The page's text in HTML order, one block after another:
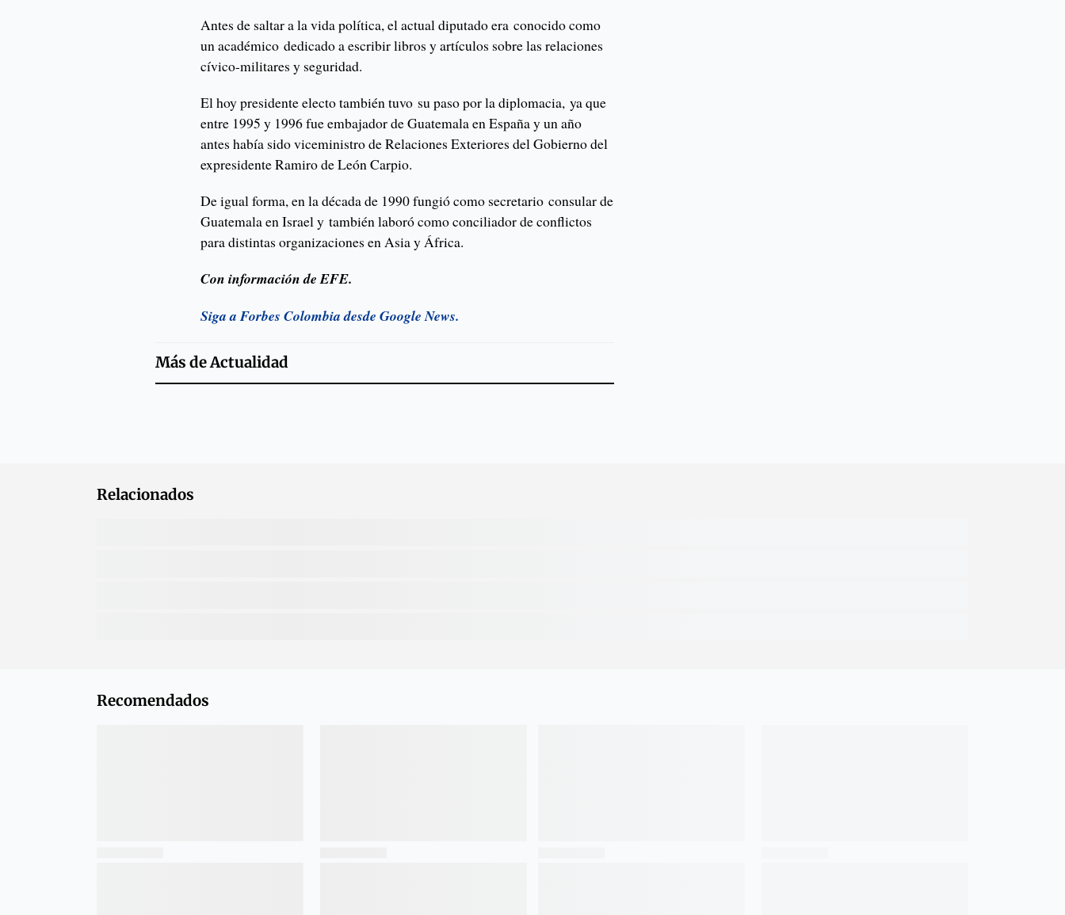
Antes de saltar a la vida política, el actual diputado era conocido como
un académico dedicado a escribir libros y artículos sobre las relaciones
cívico-militares y seguridad.
El hoy presidente electo también tuvo su paso por la diplomacia, ya que
entre 1995 y 1996 fue embajador de Guatemala en España y un año
antes había sido viceministro de Relaciones Exteriores del Gobierno del
expresidente Ramiro de León Carpio.
De igual forma, en la década de 1990 fungió como secretario consular de
Guatemala en Israel y también laboró como conciliador de conflictos
para distintas organizaciones en Asia y África.
Con información de EFE.
Siga a Forbes Colombia desde Google News.
Más deActualidad
Relacionados
Recomendados